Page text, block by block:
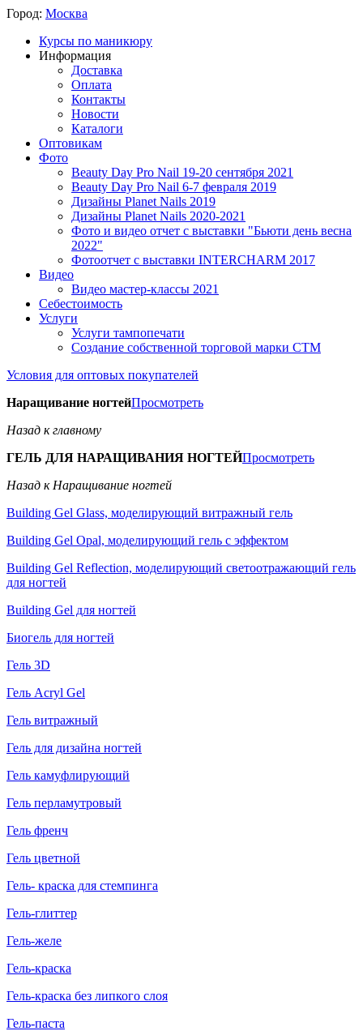
Город: Москва
Курсы по маникюру
Информация
Доставка
Оплата
Контакты
Новости
Каталоги
Оптовикам
Фото
Beauty Day Pro Nail 19-20 сентября 2021
Beauty Day Pro Nail 6-7 февраля 2019
Дизайны Planet Nails 2019
Дизайны Planet Nails 2020-2021
Фото и видео отчет с выставки "Бьюти день весна
2022"
Фотоотчет с выставки INTERCHARM 2017
Видео
Видео мастер-классы 2021
Себестоимость
Услуги
Услуги тампопечати
Создание собственной торговой марки СТМ
Условия для оптовых покупателей
Наращивание ногтейПросмотреть
Назад к главному
ГЕЛЬ ДЛЯ НАРАЩИВАНИЯ НОГТЕЙПросмотреть
Назад к Наращивание ногтей
Building Gel Glass, моделирующий витражный гель
Building Gel Opal, моделирующий гель с эффектом
Building Gel Reflection, моделирующий светоотражающий гель
для ногтей
Building Gel для ногтей
Биогель для ногтей
Гель 3D
Гель Acryl Gel
Гель витражный
Гель для дизайна ногтей
Гель камуфлирующий
Гель перламутровый
Гель френч
Гель цветной
Гель- краска для стемпинга
Гель-глиттер
Гель-желе
Гель-краска
Гель-краска без липкого слоя
Гель-паста